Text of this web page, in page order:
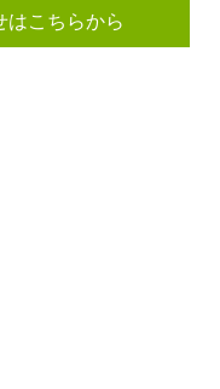
はこちらから